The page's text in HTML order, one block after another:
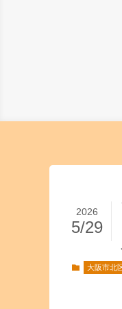
2026
5/29
大阪市北